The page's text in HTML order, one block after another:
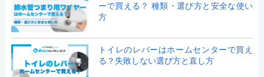
ーで買える？ 種類・選び方と安全な使い
方
トイレのレバーはホームセンターで買え
る？失敗しない選び方と直し方